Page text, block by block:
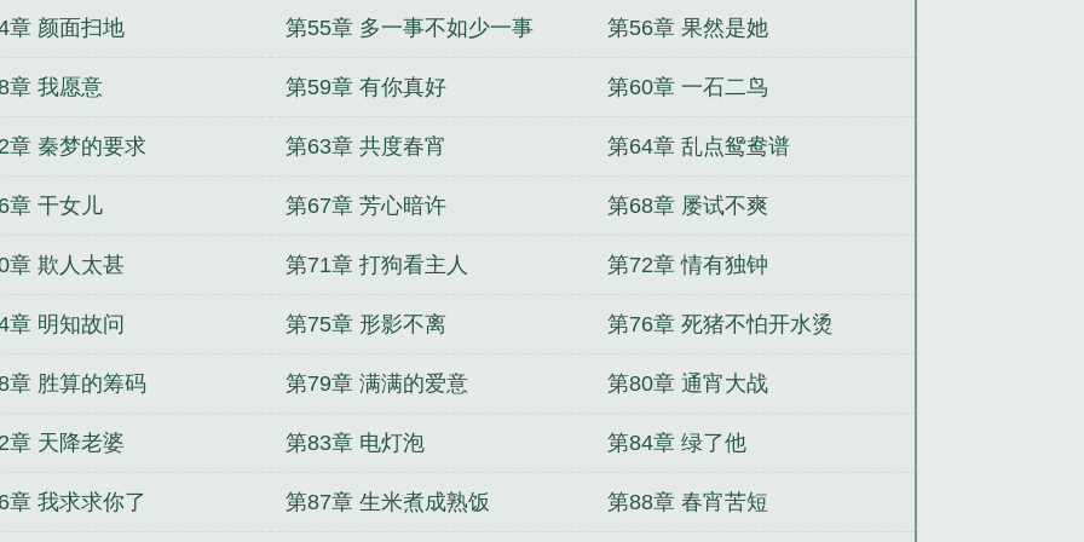
章 颜面扫地 第55章 多一事不如少一事 第56章 果然是她
章 我愿意 第59章 有你真好 第60章 一石二鸟
章 秦梦的要求 第63章 共度春宵 第64章 乱点鸳鸯谱
章 干女儿 第67章 芳心暗许 第68章 屡试不爽
章 欺人太甚 第71章 打狗看主人 第72章 情有独钟
章 明知故问 第75章 形影不离 第76章 死猪不怕开水烫
章 胜算的筹码 第79章 满满的爱意 第80章 通宵大战
章 天降老婆 第83章 电灯泡 第84章 绿了他
章 我求求你了 第87章 生米煮成熟饭 第88章 春宵苦短